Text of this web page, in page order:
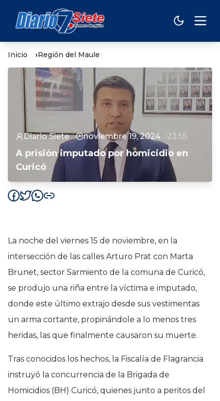
Inicio Región del Maule
Diario Siete noviembre 19, 2024 23:55
A prisión imputado por homicidio en
Curicó
La noche del viernes 15 de noviembre, en la
intersección de las calles Arturo Prat con Marta
Brunet, sector Sarmiento de la comuna de Curicó,
se produjo una riña entre la víctima e imputado,
donde este último extrajo desde sus vestimentas
un arma cortante, propinándole a lo menos tres
heridas, las que finalmente causaron su muerte.
Tras conocidos los hechos, la Fiscalía de Flagrancia
instruyó la concurrencia de la Brigada de
Homicidios (BH) Curicó, quienes junto a peritos del